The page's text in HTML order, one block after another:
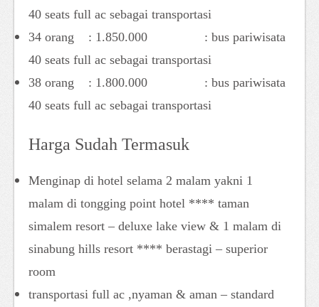
40 seats full ac sebagai transportasi
34 orang : 1.850.000 : bus pariwisata
40 seats full ac sebagai transportasi
38 orang : 1.800.000 : bus pariwisata
40 seats full ac sebagai transportasi
Harga Sudah Termasuk
Menginap di hotel selama 2 malam yakni 1
malam di tongging point hotel **** taman
simalem resort – deluxe lake view & 1 malam di
sinabung hills resort **** berastagi – superior
room
transportasi full ac ,nyaman & aman – standard